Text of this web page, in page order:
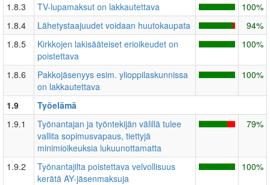
1.8.3 TV-lupamaksut on lakkautettava
100%
1.8.4
Lähetystaajuudet voidaan huutokaupata
94%
1.8.5
Kirkkojen lakisääteiset erioikeudet on
poistettava
100%
1.8.6
Pakkojäsenyys esim. ylioppilaskunnissa
on lakkautettava
100%
1.9
Työelämä
1.9.1
Työnantajan ja työntekijän välillä tulee
vallita sopimusvapaus, tiettyjä
minimioikeuksia lukuunottamatta
79%
1.9.2
Työnantajilta poistettava velvollisuus
kerätä AY-jäsenmaksuja
100%